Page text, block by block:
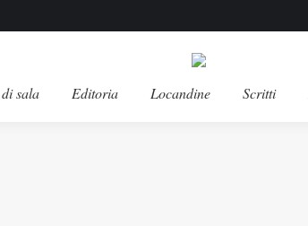
sala Editoria Locandine Scritti